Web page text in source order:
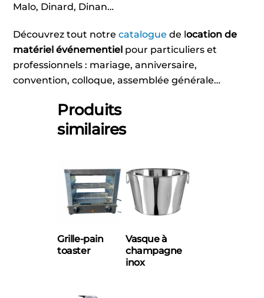
Malo, Dinard, Dinan…
Découvrez tout notrecatalogue de location de
matériel événementiel pour particuliers et
professionnels : mariage, anniversaire,
convention, colloque, assemblée générale…
Produits
similaires
Grille-pain
toaster
Vasque à
champagne
inox